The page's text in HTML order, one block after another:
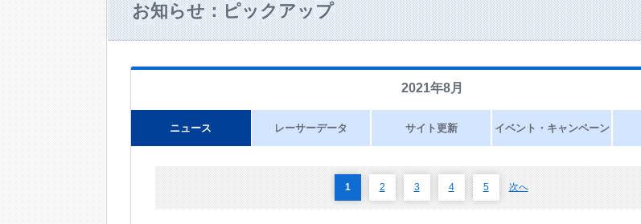
お知らせ：ピックアップ
2021年8月
ニュース レーサーデータ サイト更新 イベント・キャンペーン
1 2 3 4 5 次へ